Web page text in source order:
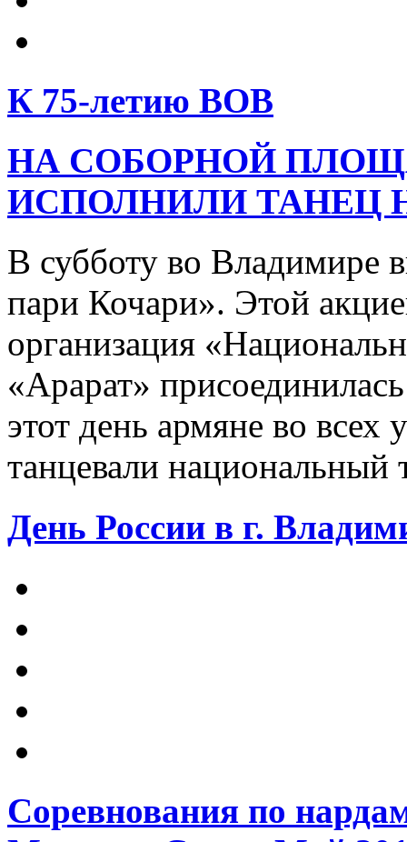
К 75-летию ВОВ
НА СОБОРНОЙ
ИСПОЛНИЛИ ТАНЕЦ
В субботу во Владимире
пари Кочари». Этой
организация
«Арарат»
этот день армяне во всех
танцевали
День России в г.
Соревнования по